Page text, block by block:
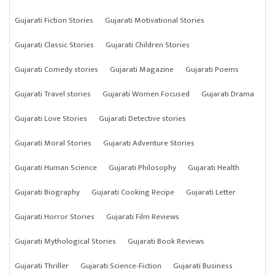
Gujarati Fiction Stories
Gujarati Motivational Stories
Gujarati Classic Stories
Gujarati Children Stories
Gujarati Comedy stories
Gujarati Magazine
Gujarati Poems
Gujarati Travel stories
Gujarati Women Focused
Gujarati Drama
Gujarati Love Stories
Gujarati Detective stories
Gujarati Moral Stories
Gujarati Adventure Stories
Gujarati Human Science
Gujarati Philosophy
Gujarati Health
Gujarati Biography
Gujarati Cooking Recipe
Gujarati Letter
Gujarati Horror Stories
Gujarati Film Reviews
Gujarati Mythological Stories
Gujarati Book Reviews
Gujarati Thriller
Gujarati Science-Fiction Gujarati Business